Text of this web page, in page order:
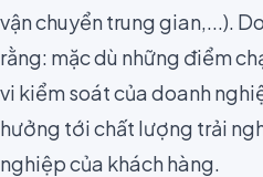
vận chuyển trung gian,...).
rằng: mặc dù những điểm
vi kiểm soát của doanh
hưởng tới chất lượng trải
nghiệp của khách hàng.